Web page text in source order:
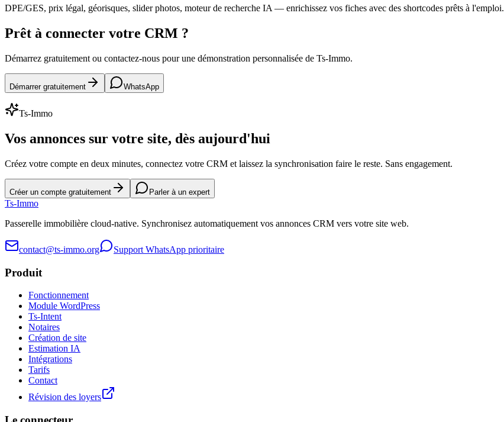
DPE/GES, prix légal, géorisques, slider photos, moteur de recherche IA — enrichissez vos fiches avec des shortcodes prêts à l'emploi.
Prêt à connecter votre CRM ?
Démarrez gratuitement ou contactez-nous pour une démonstration personnalisée de Ts-Immo.
Démarrer gratuitement WhatsApp
Ts-Immo
Vos annonces sur votre site, dès aujourd'hui
Créez votre compte en deux minutes, connectez votre CRM et laissez la synchronisation faire le reste. Sans engagement.
Créer un compte gratuitement Parler à un expert
Ts-Immo
Passerelle immobilière cloud-native. Synchronisez automatiquement vos annonces CRM vers votre site web.
contact@ts-immo.org Support WhatsApp prioritaire
Produit
Fonctionnement
Module WordPress
Ts-Intent
Notaires
Création de site
Estimation IA
Intégrations
Tarifs
Contact
Révision des loyers